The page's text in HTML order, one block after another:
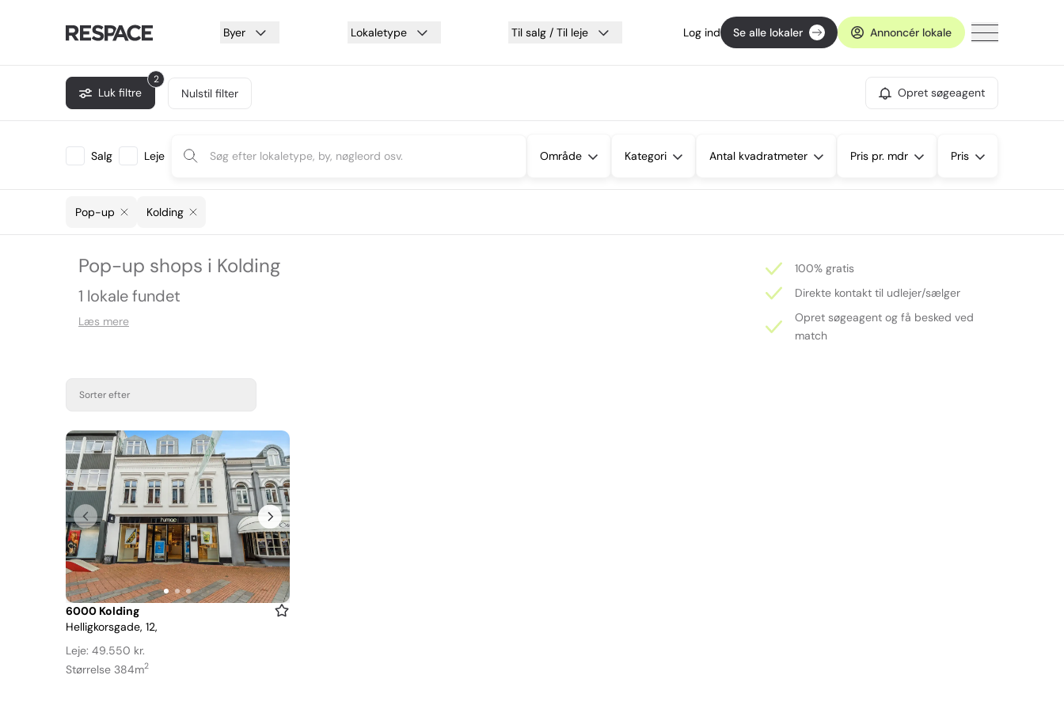
Byer Lokaletype Til salg / Til leje Log ind Se alle lokaler Annoncér lokale
2
Luk filtre Nulstil filter Opret søgeagent
Salg Leje Område Kategori Antal kvadratmeter Pris pr. mdr Pris
Pop-up Kolding
Pop-up shops i Kolding
1 lokale fundet
Læs mere
100% gratis
Direkte kontakt til udlejer/sælger
Opret søgeagent og få besked ved
match
Sorter efter
Item
1
of
3
6000 Kolding
Helligkorsgade, 12,
Leje: 49.550 kr.
Størrelse 384m2